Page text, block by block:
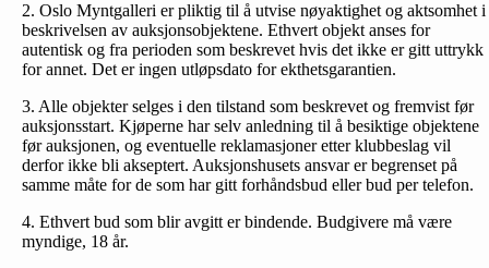
2. Oslo Myntgalleri er pliktig til å utvise nøyaktighet og aktsomhet i
beskrivelsen av auksjonsobjektene. Ethvert objekt anses for
autentisk og fra perioden som beskrevet hvis det ikke er gitt uttrykk
for annet. Det er ingen utløpsdato for ekthetsgarantien.
3. Alle objekter selges i den tilstand som beskrevet og fremvist før
auksjonsstart. Kjøperne har selv anledning til å besiktige objektene
før auksjonen, og eventuelle reklamasjoner etter klubbeslag vil
derfor ikke bli akseptert. Auksjonshusets ansvar er begrenset på
samme måte for de som har gitt forhåndsbud eller bud per telefon.
4. Ethvert bud som blir avgitt er bindende. Budgivere må være
myndige, 18 år.